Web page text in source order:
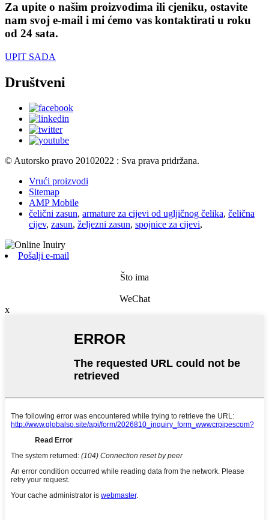
Za upite o našim proizvodima ili cjeniku, ostavite
nam svoj e-mail i mi ćemo vas kontaktirati u roku
od 24 sata.
UPIT SADA
Društveni
© Autorsko pravo 20102022 : Sva prava pridržana.
Vrući proizvodi
Sitemap
AMP Mobile
čelični zasun, armature za cijevi od ugljičnog čelika, čelična
cijev, zasun, željezni zasun, spojnice za cijevi,
Pošalji e-mail
Što ima
WeChat
x